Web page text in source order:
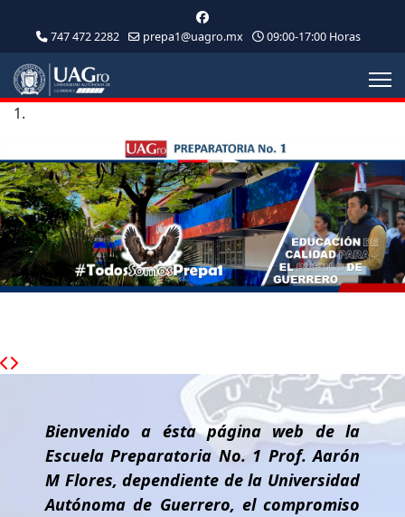
747 472 2282 prepa1@uagro.mx 09:00-17:00 Horas
Bienvenido a ésta página web de la
Escuela Preparatoria No. 1 Prof. Aarón
M Flores, dependiente de la Universidad
Autónoma de Guerrero, el compromiso